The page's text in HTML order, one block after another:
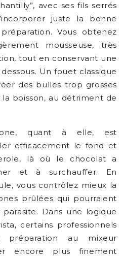
avec ses fils serrés
juste la bonne
Vous obtenez
mousseuse, très
tout en conservant une
Un fouet classique
des bulles trop grosses
boisson, au détriment de
quant à elle, est
efficacement le fond et
là où le chocolat a
et à surchauffer. En
vous contrôlez mieux la
brûlées qui pourraient
Dans une logique
certains professionnels
au mixeur
encore plus finement